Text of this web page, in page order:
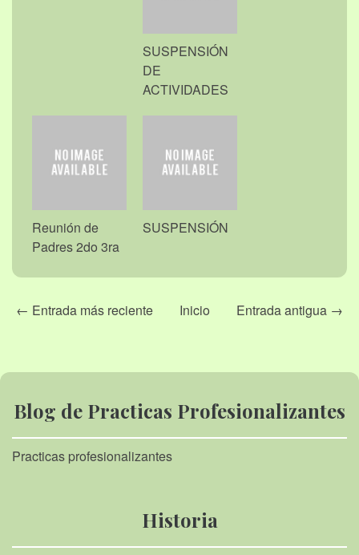
SUSPENSIÓN
DE
ACTIVIDADES
Reunión de
Padres 2do 3ra
SUSPENSIÓN
← Entrada más reciente Entrada antigua →
Inicio
Blog de Practicas Profesionalizantes
Practicas profesionalizantes
Historia